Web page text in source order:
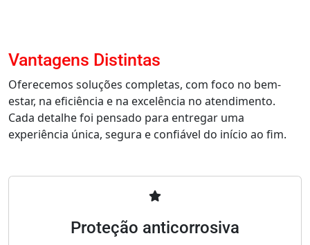
Vantagens Distintas
Oferecemos soluções completas, com foco no bem-
estar, na eficiência e na excelência no atendimento.
Cada detalhe foi pensado para entregar uma
experiência única, segura e confiável do início ao fim.
Proteção anticorrosiva